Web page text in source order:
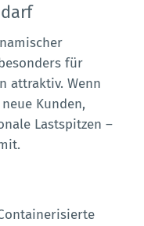
für
attraktiv. Wenn
Kunden,
Lastspitzen –